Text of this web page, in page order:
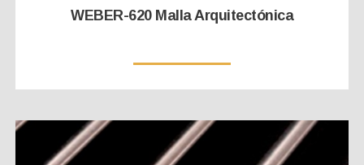
WEBER-620 Malla Arquitectónica